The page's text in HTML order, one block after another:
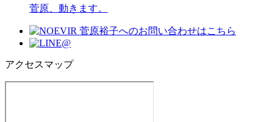
菅原、動きます。
アクセスマップ